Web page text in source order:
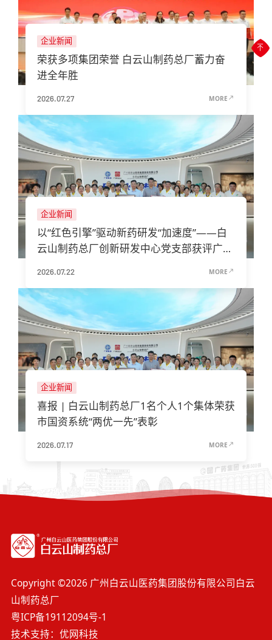
企业新闻
荣获多项集团荣誉 白云山制药总厂蓄力奋
进全年胜
2026.07.27 MORE
企业新闻
以“红色引擎”驱动新药研发“加速度”——白
云山制药总厂创新研发中心党支部获评广州
2026.07.22 MORE
企业新闻
喜报 | 白云山制药总厂1名个人1个集体荣获
市国资系统“两优一先”表彰
2026.07.17 MORE
Copyright ©2026 广州白云山医药集团股份有限公司白云
山制药总厂
粤ICP备19112094号-1
技术支持：优网科技